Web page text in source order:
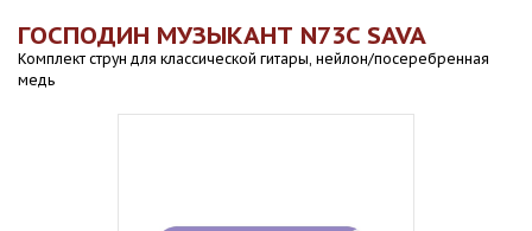
ГОСПОДИН МУЗЫКАНТ N73C SAVA
Комплект струн для классической гитары, нейлон/посеребренная
медь